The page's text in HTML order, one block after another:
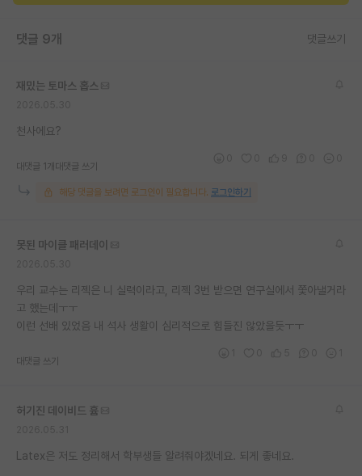
댓글 9개 댓글쓰기
재밌는 토마스 홉스
천사에요?
대댓글 1개 대댓글 쓰기
해당 댓글을 보려면 로그인이 필요합니다. 로그인하기
못된 마이클 패러데이
우리 교수는 리젝은 니 실력이라고, 리젝 3번 받으면 연구실에서 쫓아낼거라
고 했는데ㅜㅜ
이런 선배 있었음 내 석사 생활이 심리적으로 힘들진 않았을듯ㅜㅜ
대댓글 쓰기
허기진 데이비드 흄
Latex은 저도 정리해서 학부생들 알려줘야겠네요. 되게 좋네요.